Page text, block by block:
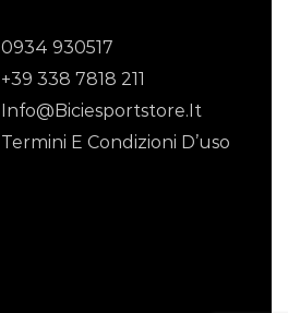
0934 930517
+39 338 7818 211
Info@biciesportstore.it
Termini E Condizioni D’uso